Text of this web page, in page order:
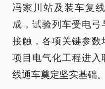
冯家川站及装车复
成，试验列车受电弓
接触，各项关键参数
项目电气化工程进入
线通车奠定坚实基础。